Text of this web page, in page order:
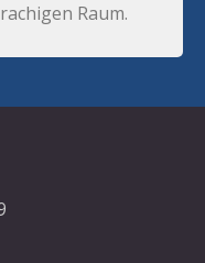
Raum.